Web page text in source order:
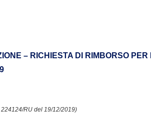
– RICHIESTA DI RIMBORSO PER I
RU del 19/12/2019)